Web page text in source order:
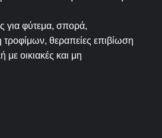
για φύτεμα, σπορά,
θεραπείες επιβίωση
με οικιακές και μη